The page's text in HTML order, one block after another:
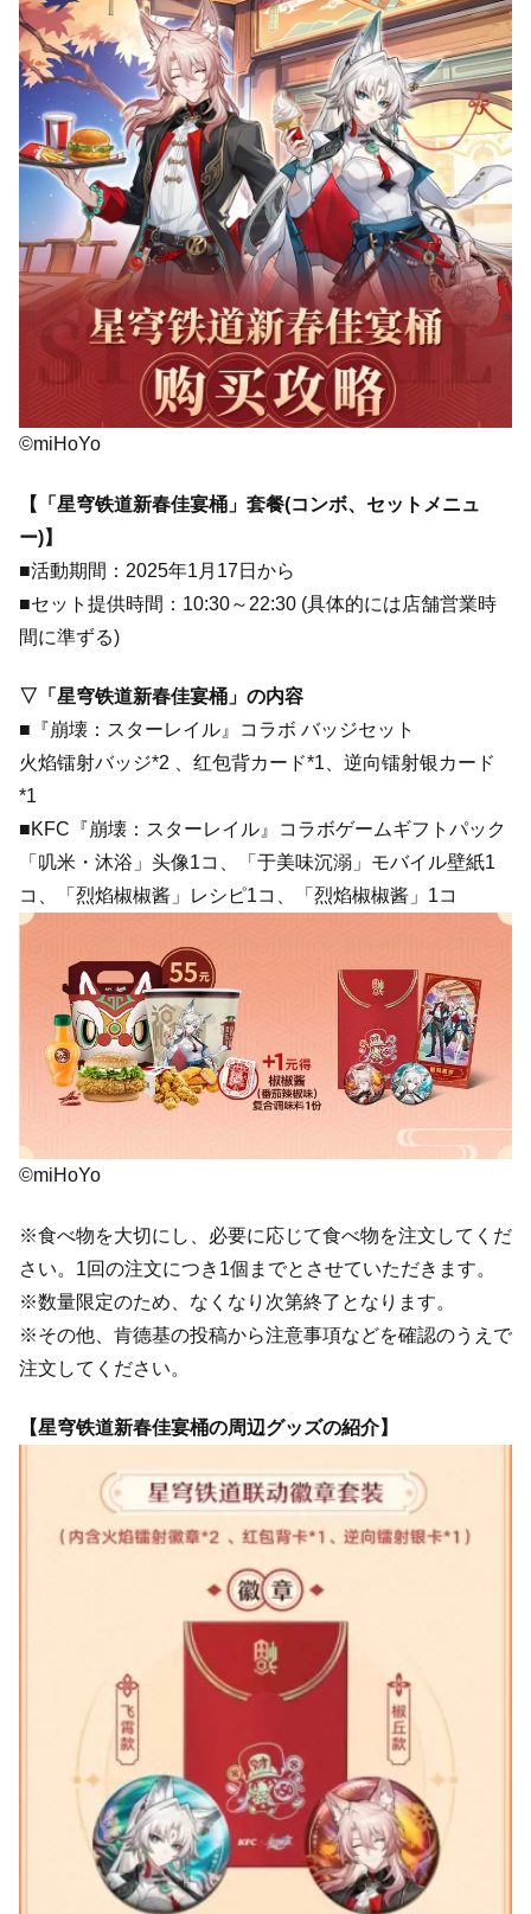
©miHoYo
【「星穹铁道新春佳宴桶」套餐(コンボ、セットメニュ
ー)】
■活動期間：2025年1月17日から
■セット提供時間：10:30～22:30 (具体的には店舗営業時
間に準ずる)
▽「星穹铁道新春佳宴桶」の内容
■『崩壊：スターレイル』コラボ バッジセット
火焰镭射バッジ*2 、红包背カード*1、逆向镭射银カード
*1
■KFC『崩壊：スターレイル』コラボゲームギフトパック
「叽米・沐浴」头像1コ、「于美味沉溺」モバイル壁紙1
コ、「烈焰椒椒酱」レシピ1コ、「烈焰椒椒酱」1コ
©miHoYo
※食べ物を大切にし、必要に応じて食べ物を注文してくだ
さい。1回の注文につき1個までとさせていただきます。
※数量限定のため、なくなり次第終了となります。
※その他、肯德基の投稿から注意事項などを確認のうえで
注文してください。
【星穹铁道新春佳宴桶の周辺グッズの紹介】